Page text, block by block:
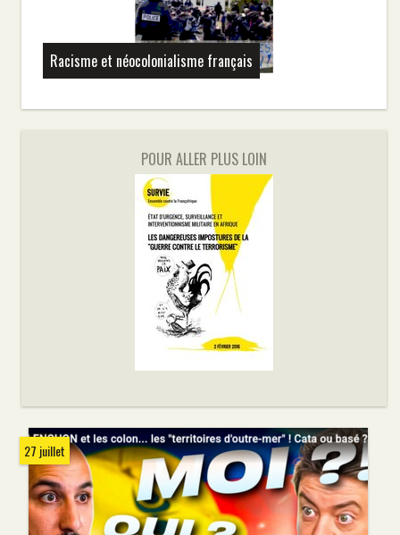
Racisme et néocolonialisme français
POUR ALLER PLUS LOIN
27 juillet